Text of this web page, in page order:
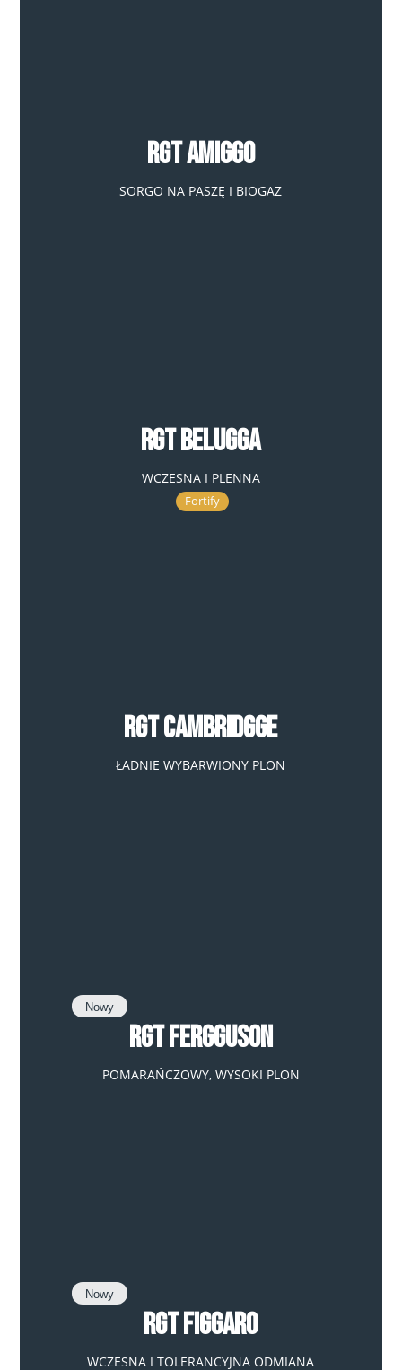
RGT Amiggo
SORGO NA PASZĘ I BIOGAZ
RGT Belugga
WCZESNA I PLENNA
Fortify
RGT Cambridgge
ŁADNIE WYBARWIONY PLON
Nowy
RGT Fergguson
POMARAŃCZOWY, WYSOKI PLON
Nowy
RGT Figgaro
WCZESNA I TOLERANCYJNA ODMIANA